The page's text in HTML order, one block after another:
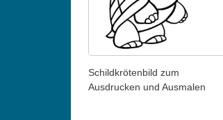
Schildkrötenbild zum
Ausdrucken und Ausmalen